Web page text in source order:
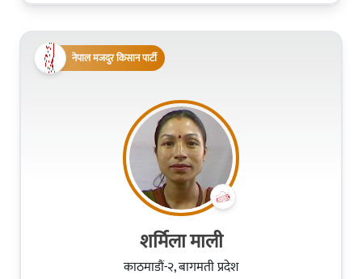
नेपाल मजदुर किसान पार्टी
शर्मिला माली
काठमाडौं-२, बागमती प्रदेश